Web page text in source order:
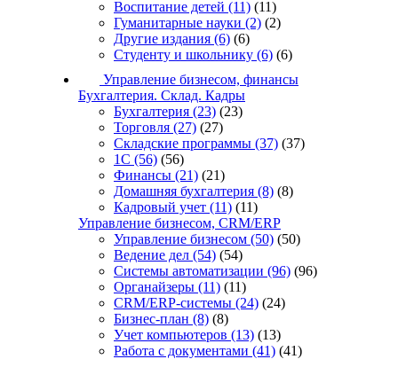
Воспитание детей (11) (11)
Гуманитарные науки (2) (2)
Другие издания (6) (6)
Студенту и школьнику (6) (6)
Управление бизнесом, финансы
Бухгалтерия. Склад. Кадры
Бухгалтерия (23) (23)
Торговля (27) (27)
Складские программы (37) (37)
1С (56) (56)
Финансы (21) (21)
Домашняя бухгалтерия (8) (8)
Кадровый учет (11) (11)
Управление бизнесом, CRM/ERP
Управление бизнесом (50) (50)
Ведение дел (54) (54)
Системы автоматизации (96) (96)
Органайзеры (11) (11)
CRM/ERP-системы (24) (24)
Бизнес-план (8) (8)
Учет компьютеров (13) (13)
Работа с документами (41) (41)